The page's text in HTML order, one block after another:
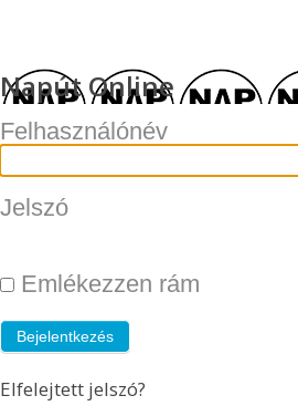
Napút Online
Felhasználónév
Jelszó
Emlékezzen rám
Elfelejtett jelszó?